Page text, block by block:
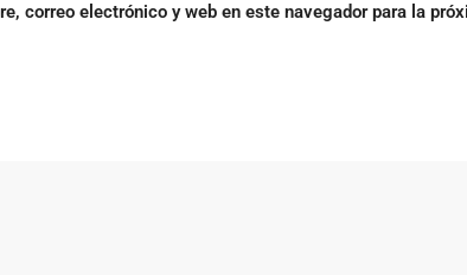
correo electrónico y web en este navegador para la